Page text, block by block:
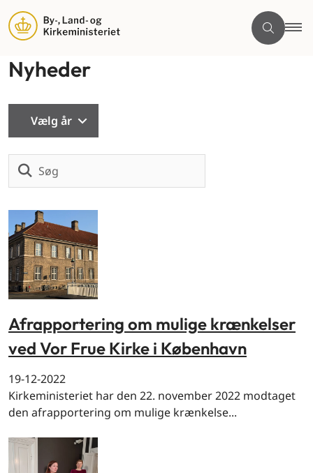
Nyheder
Vælg år
Afrapportering om mulige krænkelser
ved Vor Frue Kirke i København
19-12-2022
Kirkeministeriet har den 22. november 2022 modtaget
den afrapportering om mulige krænkelse...